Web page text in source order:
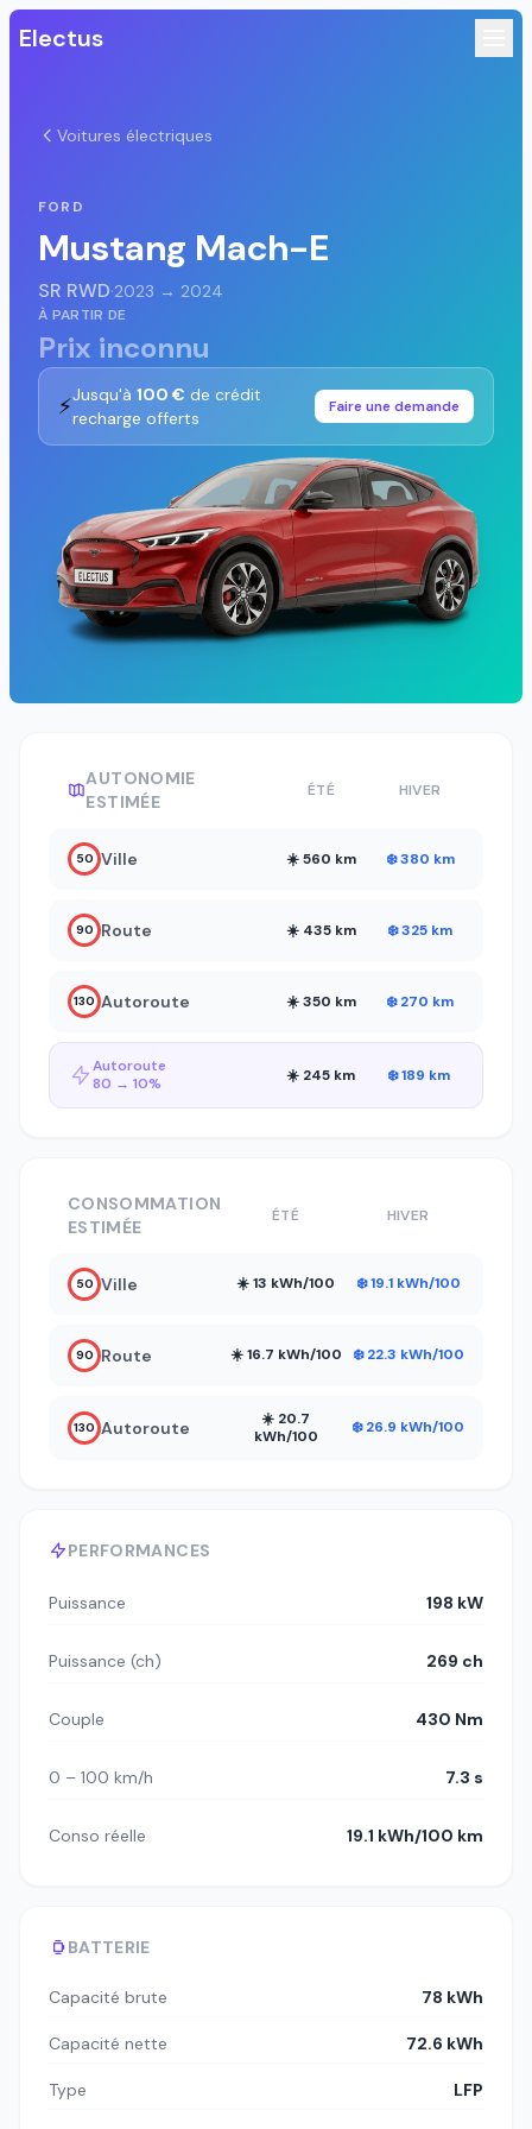
Electus
Voitures électriques
FORD
Mustang Mach-E
SR RWD·2023 → 2024
À PARTIR DE
Prix inconnu
⚡Jusqu'à 100 € de crédit
recharge offerts
Faire une demande
AUTONOMIE
ESTIMÉE
ÉTÉ HIVER
50 Ville ☀️ 560 km ❄️ 380 km
90 Route ☀️ 435 km ❄️ 325 km
130 Autoroute ☀️ 350 km ❄️ 270 km
Autoroute
80 → 10%
☀️ 245 km ❄️ 189 km
PERFORMANCES
Puissance 198 kW
Puissance (ch) 269 ch
Couple 430 Nm
0 – 100 km/h 7.3 s
Conso réelle 19.1 kWh/100 km
BATTERIE
Capacité brute 78 kWh
Capacité nette 72.6 kWh
Type LFP
CONSOMMATION
ESTIMÉE
ÉTÉ HIVER
50 Ville ☀️ 13 kWh/100 ❄️ 19.1 kWh/100
90 Route ☀️ 16.7 kWh/100 ❄️ 22.3 kWh/100
130 Autoroute
☀️ 20.7
kWh/100
❄️ 26.9 kWh/100